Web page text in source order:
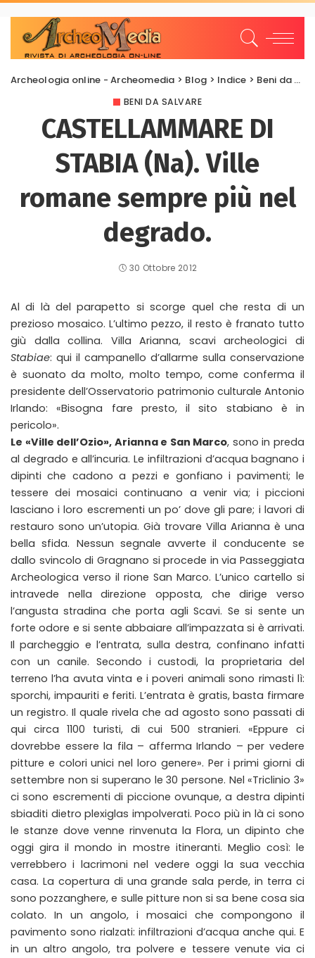
Archeologia online - Archeomedia > Blog > Indice > Beni da salvare
BENI DA SALVARE
CASTELLAMMARE DI
STABIA (Na). Ville
romane sempre più nel
degrado.
30 Ottobre 2012
Al di là del parapetto si scorge quel che resta di un
prezioso mosaico. L’ultimo pezzo, il resto è franato tutto
giù dalla collina. Villa Arianna, scavi archeologici di
Stabiae: qui il campanello d’allarme sulla conservazione
è suonato da molto, molto tempo, come conferma il
presidente dell’Osservatorio patrimonio culturale Antonio
Irlando: «Bisogna fare presto, il sito stabiano è in
pericolo».
Le «Ville dell’Ozio», Arianna e San Marco, sono in preda
al degrado e all’incuria. Le infiltrazioni d’acqua bagnano i
dipinti che cadono a pezzi e gonfiano i pavimenti; le
tessere dei mosaici continuano a venir via; i piccioni
lasciano i loro escrementi un po’ dove gli pare; i lavori di
restauro sono un’utopia. Già trovare Villa Arianna è una
bella sfida. Nessun segnale avverte il conducente se
dallo svincolo di Gragnano si procede in via Passeggiata
Archeologica verso il rione San Marco. L’unico cartello si
intravede nella direzione opposta, che dirige verso
l’angusta stradina che porta agli Scavi. Se si sente un
forte odore e si sente abbaiare all’impazzata si è arrivati.
Il parcheggio e l’entrata, sulla destra, confinano infatti
con un canile. Secondo i custodi, la proprietaria del
terreno l’ha avuta vinta e i poveri animali sono rimasti lì:
sporchi, impauriti e feriti. L’entrata è gratis, basta firmare
un registro. Il quale rivela che ad agosto sono passati di
qui circa 1100 turisti, di cui 500 stranieri. «Eppure ci
dovrebbe essere la fila – afferma Irlando – per vedere
pitture e colori unici nel loro genere». Per i primi giorni di
settembre non si superano le 30 persone. Nel «Triclinio 3»
ci sono escrementi di piccione ovunque, a destra dipinti
sbiaditi dietro plexiglas impolverati. Poco più in là ci sono
le stanze dove venne rinvenuta la Flora, un dipinto che
oggi gira il mondo in mostre itineranti. Meglio così: le
verrebbero i lacrimoni nel vedere oggi la sua vecchia
casa. La copertura di una grande sala perde, in terra ci
sono pozzanghere, e sulle pitture non si sa bene cosa sia
colato. In un angolo, i mosaici che compongono il
pavimento sono rialzati: infiltrazioni d’acqua anche qui. E
in un altro angolo, tra polvere e tessere venute via ci